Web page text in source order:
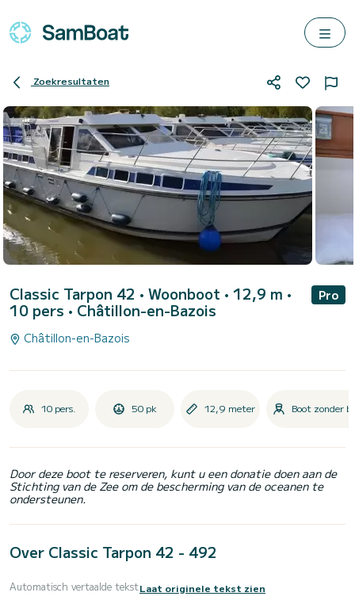
Zoekresultaten
Classic Tarpon 42 • Woonboot • 12,9 m •
10 pers • Châtillon-en-Bazois
Pro
Châtillon-en-Bazois
10 pers. 50 pk 12,9 meter Boot zonder
Door deze boot te reserveren, kunt u een donatie doen aan de
Stichting van de Zee om de bescherming van de oceanen te
ondersteunen.
Over Classic Tarpon 42 - 492
Automatisch vertaalde tekstLaat originele tekst zien